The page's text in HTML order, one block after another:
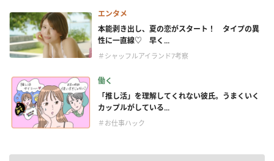
エンタメ
本能剥き出し、夏の恋がスタート！ タイプの異
性に一直線♡ 早く...
＃シャッフルアイランド7考察
働く
「推し活」を理解してくれない彼氏。うまくいく
カップルがしている...
＃お仕事ハック